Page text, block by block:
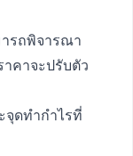
รถพิจารณา
าคาจะปรับตัว
จุดทำกำไรที่